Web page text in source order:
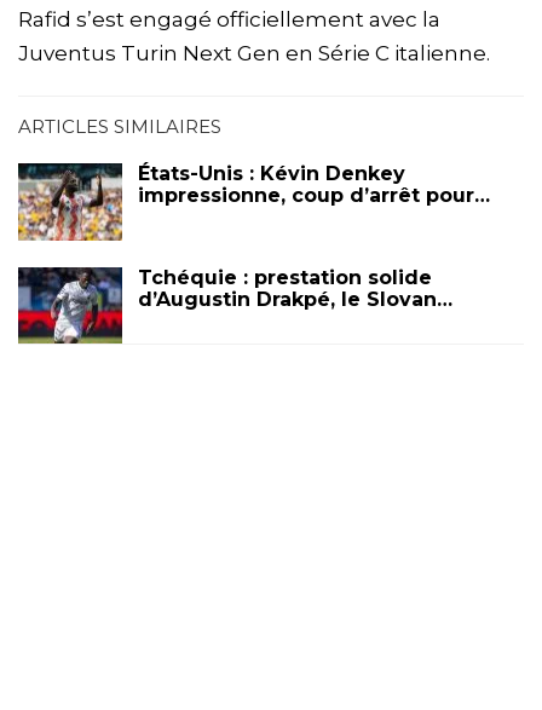
Rafid s’est engagé officiellement avec la
Juventus Turin Next Gen en Série C italienne.
ARTICLES SIMILAIRES
États-Unis : Kévin Denkey
impressionne, coup d’arrêt pour…
Tchéquie : prestation solide
d’Augustin Drakpé, le Slovan…